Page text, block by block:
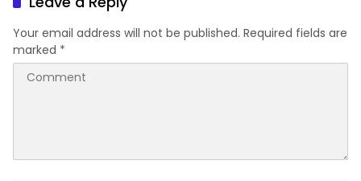
Your email address will not be published. Required fields are
marked *